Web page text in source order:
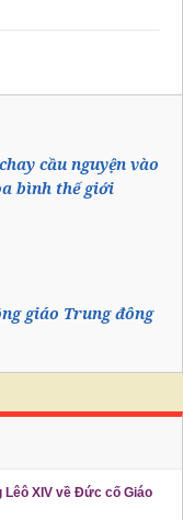
cầu nguyện vào
bình thế giới
giáo Trung đông
XIV về Đức cố Giáo